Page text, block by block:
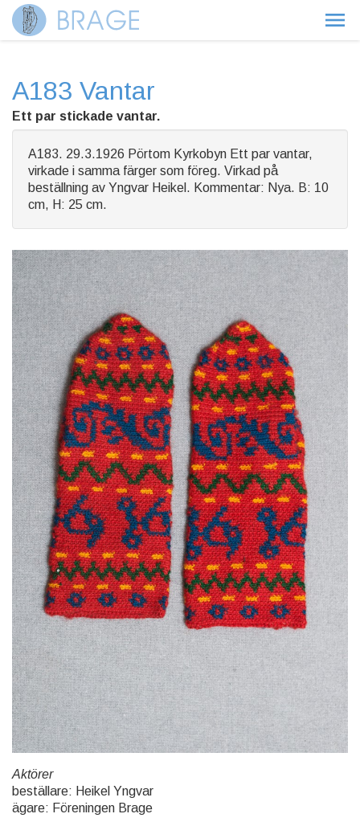
A183 Vantar
Ett par stickade vantar.
A183. 29.3.1926 Pörtom Kyrkobyn Ett par vantar,
virkade i samma färger som föreg. Virkad på
beställning av Yngvar Heikel. Kommentar: Nya. B: 10
cm, H: 25 cm.
Aktörer
beställare: Heikel Yngvar
ägare: Föreningen Brage